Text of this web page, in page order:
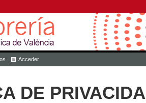
Acceder
DE